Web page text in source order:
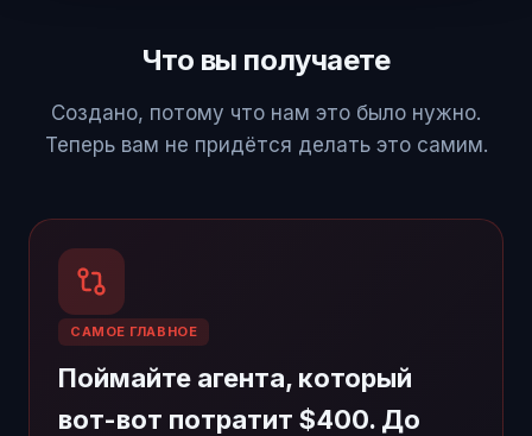
Что вы получаете
Создано, потому что нам это было нужно.
Теперь вам не придётся делать это самим.
САМОЕ ГЛАВНОЕ
Поймайте агента, который
вот-вот потратит $400. До